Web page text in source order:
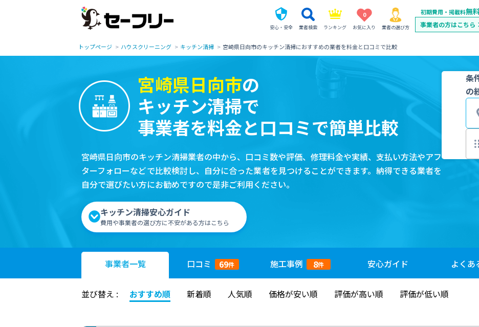
安心・安全 業者検索 ランキング
0
お気に入り 業者の選び方
初期費用・掲載料無
事業者の方はこちら
トップページ ハウスクリーニング キッチン清掃 宮崎県日向市のキッチン清掃におすすめの業者を料金と口コミで比較
宮崎県日向市の
キッチン清掃で
事業者を料金と口コミで簡単比較
宮崎県日向市のキッチン清掃業者の中から、口コミ数や評価、修理料金や実績、支払い方法やアフ
ターフォローなどで比較検討し、自分に合った業者を見つけることができます。納得できる業者を
自分で選びたい方にお勧めですので是非ご利用ください。
キッチン清掃安心ガイド
費用や事業者の選び方に不安がある方はこちら
条
の
事業者一覧 口コミ 69件 施工事例 8件 安心ガイド よくあ
並び替え : おすすめ順 新着順 人気順 価格が安い順 評価が高い順 評価が低い順